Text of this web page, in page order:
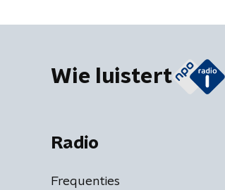
Wie luistert
Radio
Frequenties